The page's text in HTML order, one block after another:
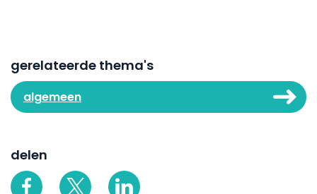
gerelateerde thema's
algemeen
delen